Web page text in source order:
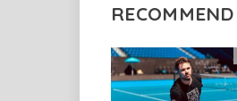
RECOMMEND